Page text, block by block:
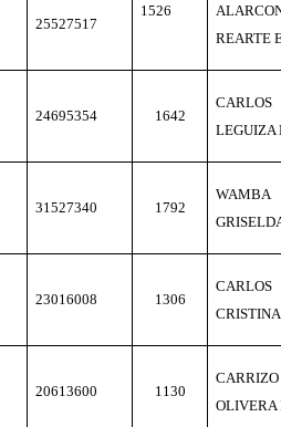
25527517
1526
REARTE
24695354 1642
LEGUIZA
31527340 1792
23016008 1306
20613600 1130
OLIVERA